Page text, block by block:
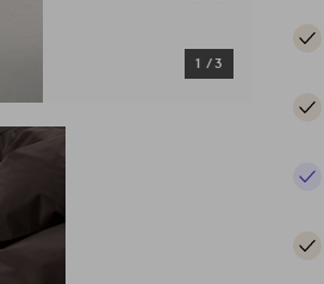
1 /3